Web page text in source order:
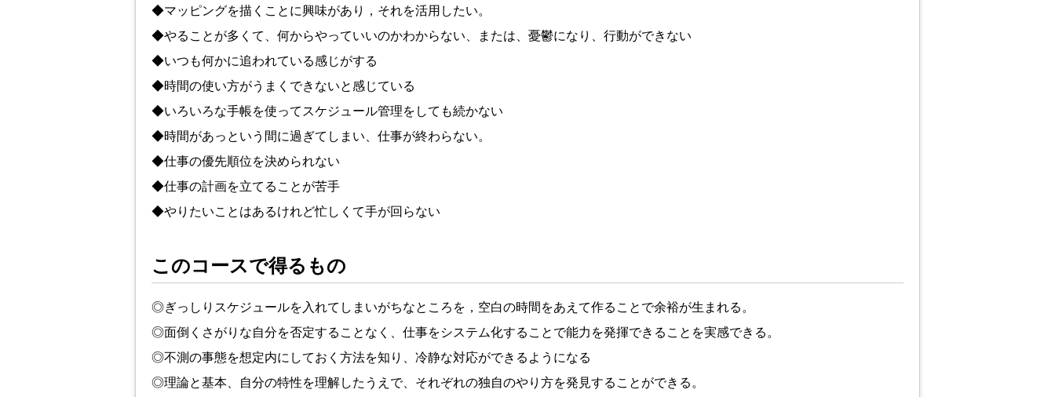
◆マッピングを描くことに興味があり，それを活用したい。
◆やることが多くて、何からやっていいのかわからない、または、憂鬱になり、行動ができない
◆いつも何かに追われている感じがする
◆時間の使い方がうまくできないと感じている
◆いろいろな手帳を使ってスケジュール管理をしても続かない
◆時間があっという間に過ぎてしまい、仕事が終わらない。
◆仕事の優先順位を決められない
◆仕事の計画を立てることが苦手
◆やりたいことはあるけれど忙しくて手が回らない
このコースで得るもの
◎ぎっしりスケジュールを入れてしまいがちなところを，空白の時間をあえて作ることで余裕が生まれる。
◎面倒くさがりな自分を否定することなく、仕事をシステム化することで能力を発揮できることを実感できる。
◎不測の事態を想定内にしておく方法を知り、冷静な対応ができるようになる
◎理論と基本、自分の特性を理解したうえで、それぞれの独自のやり方を発見することができる。